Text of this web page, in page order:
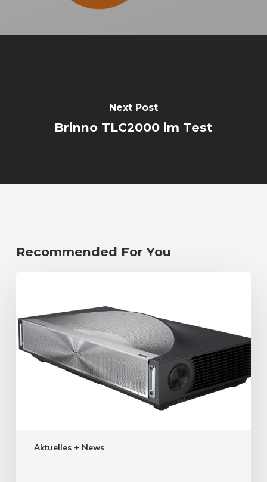
Next Post
Brinno TLC2000 im Test
Recommended For You
Aktuelles + News